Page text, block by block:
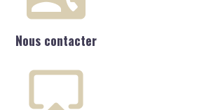
Nous contacter